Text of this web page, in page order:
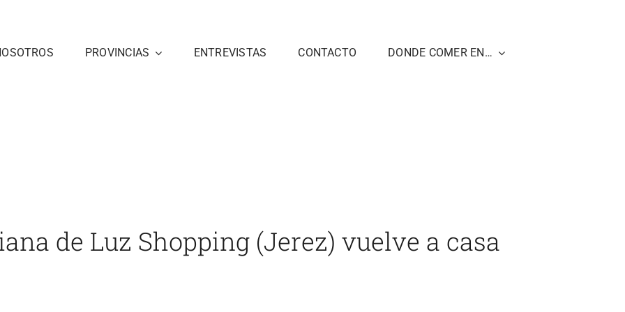
PROVINCIAS ENTREVISTAS CONTACTO DONDE COMER EN…
de Luz Shopping (Jerez) vuelve a casa